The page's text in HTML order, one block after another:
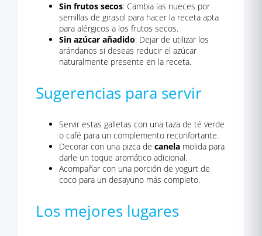
Sin frutos secos: Cambia las nueces por
semillas de girasol para hacer la receta apta
para alérgicos a los frutos secos.
Sin azúcar añadido: Dejar de utilizar los
arándanos si deseas reducir el azúcar
naturalmente presente en la receta.
Sugerencias para servir
Servir estas galletas con una taza de té verde
o café para un complemento reconfortante.
Decorar con una pizca de canela molida para
darle un toque aromático adicional.
Acompañar con una porción de yogurt de
coco para un desayuno más completo.
Los mejores lugares